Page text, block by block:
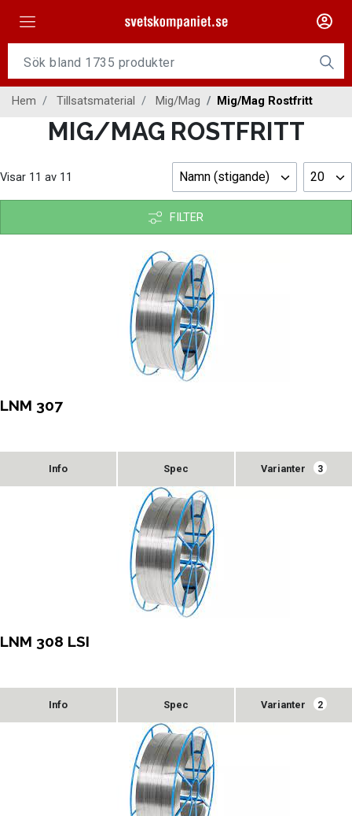
Slangpaket
Personligt skydd
Kap/Slip
Hem Tillsatsmaterial Mig/Mag Mig/Mag Rostfritt
MIG/MAG ROSTFRITT
Visar 11 av 11 Namn (stigande) 20
FILTER
LNM 307
Varianter 3
LNM 308 LSI
Varianter 2